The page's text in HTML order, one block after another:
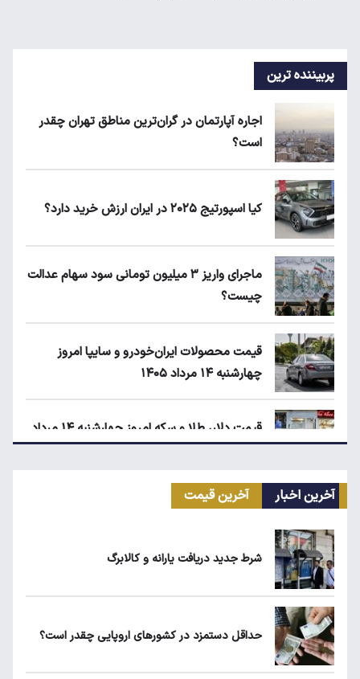
پربیننده ترین
اجاره آپارتمان در گران‌ترین مناطق تهران چقدر
است؟
کیا اسپورتیج ۲۰۲۵ در ایران ارزش خرید دارد؟
ماجرای واریز ۳ میلیون تومانی سود سهام عدالت
چیست؟
قیمت محصولات ایران‌خودرو و سایپا امروز
چهارشنبه ۱۴ مرداد ۱۴۰۵
قیمت دلار، طلا و سکه امروز چهارشنبه ۱۴ مرداد
۱۴۰۵
آخرین اخبار آخرین قیمت
شرط جدید دریافت یارانه و کالابرگ
حداقل دستمزد در کشورهای اروپایی چقدر است؟